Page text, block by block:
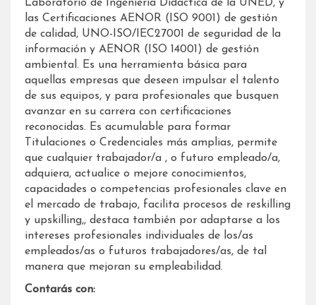
Laboratorio de Ingeniería Didáctica de la UNED, y
las Certificaciones AENOR (ISO 9001) de gestión
de calidad, UNO-ISO/IEC27001 de seguridad de la
información y AENOR (ISO 14001) de gestión
ambiental. Es una herramienta básica para
aquellas empresas que deseen impulsar el talento
de sus equipos, y para profesionales que busquen
avanzar en su carrera con certificaciones
reconocidas. Es acumulable para formar
Titulaciones o Credenciales más amplias, permite
que cualquier trabajador/a , o futuro empleado/a,
adquiera, actualice o mejore conocimientos,
capacidades o competencias profesionales clave en
el mercado de trabajo, facilita procesos de reskilling
y upskilling,, destaca también por adaptarse a los
intereses profesionales individuales de los/as
empleados/as o futuros trabajadores/as, de tal
manera que mejoran su empleabilidad.
Contarás con: